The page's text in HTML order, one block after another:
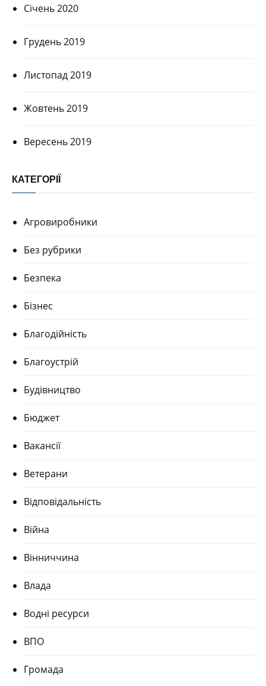
Січень 2020
Грудень 2019
Листопад 2019
Жовтень 2019
Вересень 2019
КАТЕГОРІЇ
Агровиробники
Без рубрики
Безпека
Бізнес
Благодійність
Благоустрій
Будівництво
Бюджет
Вакансії
Ветерани
Відповідальність
Війна
Вінниччина
Влада
Водні ресурси
ВПО
Громада